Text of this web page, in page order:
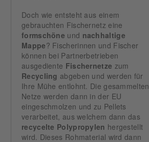
Doch wie entsteht aus einem
gebrauchten Fischernetz eine
formschöne und nachhaltige
Mappe? Fischerinnen und Fischer
können bei Partnerbetrieben
ausgediente Fischernetze zum
Recycling abgeben und werden für
Ihre Mühe entlohnt. Die gesammelten
Netze werden dann in der EU
eingeschmolzen und zu Pellets
verarbeitet, aus welchem dann das
recycelte Polypropylen hergestellt
wird. Dieses Rohmaterial wird dann